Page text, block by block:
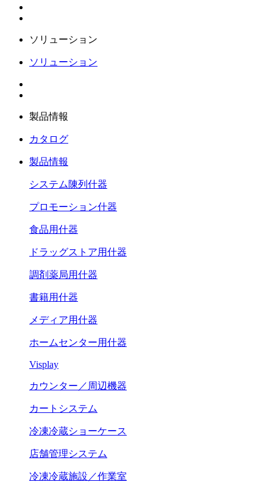
ソリューション
ソリューション
製品情報
カタログ
製品情報
システム陳列什器
プロモーション什器
食品用什器
ドラッグストア用什器
調剤薬局用什器
書籍用什器
メディア用什器
ホームセンター用什器
Visplay
カウンター／周辺機器
カートシステム
冷凍冷蔵ショーケース
店舗管理システム
冷凍冷蔵施設／作業室